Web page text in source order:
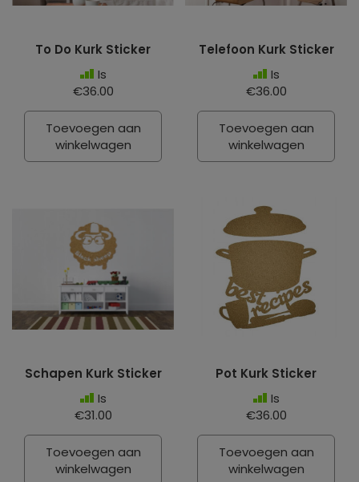
To Do Kurk Sticker
Is
€36.00
Toevoegen aan
winkelwagen
Telefoon Kurk Sticker
Is
€36.00
Toevoegen aan
winkelwagen
Schapen Kurk Sticker
Is
€31.00
Toevoegen aan
winkelwagen
Pot Kurk Sticker
Is
€36.00
Toevoegen aan
winkelwagen